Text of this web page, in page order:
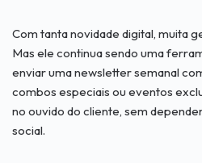
Com tanta novidade digital, muita
Mas ele continua sendo uma
enviar uma newsletter semanal
combos especiais ou eventos
no ouvido do cliente, sem
social.